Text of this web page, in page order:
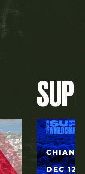
DEC 12,